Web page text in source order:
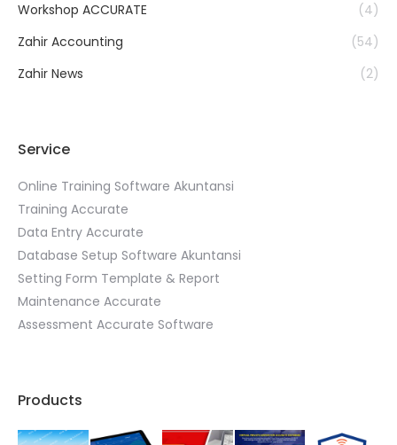
Workshop ACCURATE
(4)
Zahir Accounting
(54)
Zahir News
(2)
Service
Online Training Software Akuntansi
Training Accurate
Data Entry Accurate
Database Setup Software Akuntansi
Setting Form Template & Report
Maintenance Accurate
Assessment Accurate Software
Products